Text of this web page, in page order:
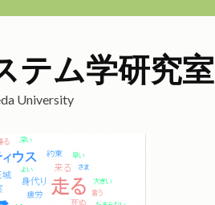
テム学研究室
University